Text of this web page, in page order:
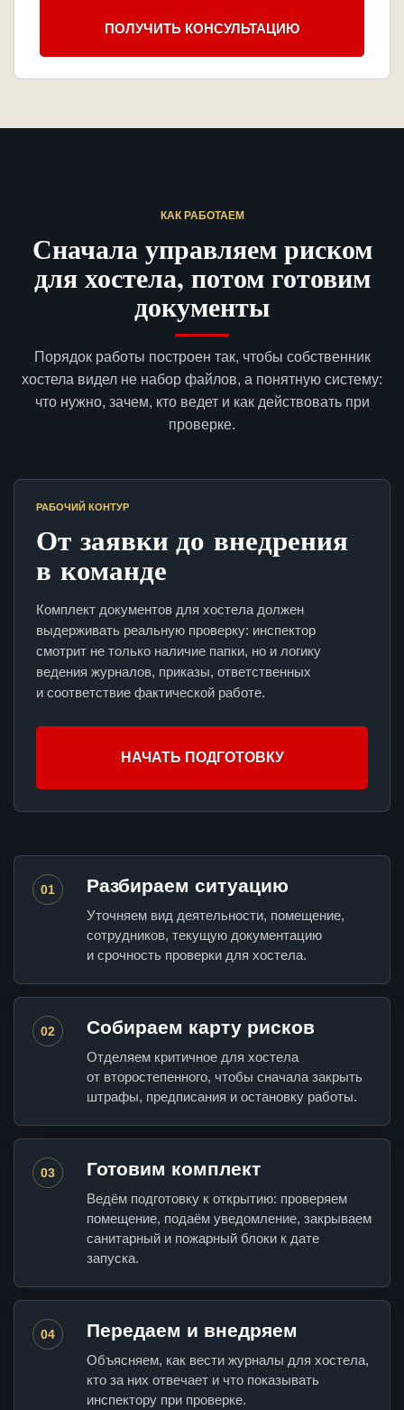
ПОЛУЧИТЬ КОНСУЛЬТАЦИЮ
КАК РАБОТАЕМ
Сначала управляем риском
для хостела, потом готовим
документы
Порядок работы построен так, чтобы собственник
хостела видел не набор файлов, а понятную систему:
что нужно, зачем, кто ведет и как действовать при
проверке.
РАБОЧИЙ КОНТУР
От заявки до внедрения
в команде
Комплект документов для хостела должен
выдерживать реальную проверку: инспектор
смотрит не только наличие папки, но и логику
ведения журналов, приказы, ответственных
и соответствие фактической работе.
НАЧАТЬ ПОДГОТОВКУ
01 Разбираем ситуацию
Уточняем вид деятельности, помещение,
сотрудников, текущую документацию
и срочность проверки для хостела.
02 Собираем карту рисков
Отделяем критичное для хостела
от второстепенного, чтобы сначала закрыть
штрафы, предписания и остановку работы.
03 Готовим комплект
Ведём подготовку к открытию: проверяем
помещение, подаём уведомление, закрываем
санитарный и пожарный блоки к дате
запуска.
04 Передаем и внедряем
Объясняем, как вести журналы для хостела,
кто за них отвечает и что показывать
инспектору при проверке.